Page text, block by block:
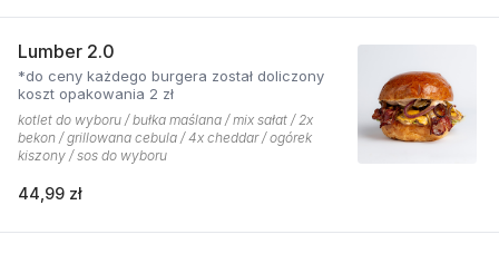
Lumber 2.0
*do ceny każdego burgera został doliczony
koszt opakowania 2 zł
kotlet do wyboru / bułka maślana / mix sałat / 2x
bekon / grillowana cebula / 4x cheddar / ogórek
kiszony / sos do wyboru
44,99 zł